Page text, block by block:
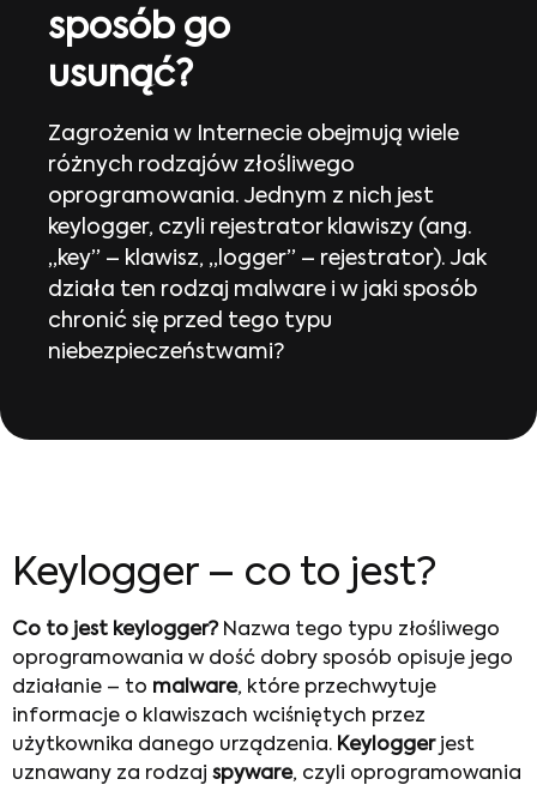
sposób go
usunąć?
Zagrożenia w Internecie obejmują wiele
różnych rodzajów złośliwego
oprogramowania. Jednym z nich jest
keylogger, czyli rejestrator klawiszy (ang.
„key” – klawisz, „logger” – rejestrator). Jak
działa ten rodzaj malware i w jaki sposób
chronić się przed tego typu
niebezpieczeństwami?
Keylogger – co to jest?
Co to jest keylogger?Nazwa tego typu złośliwego
oprogramowania w dość dobry sposób opisuje jego
działanie – to malware, które przechwytuje
informacje o klawiszach wciśniętych przez
użytkownika danego urządzenia. Keyloggerjest
uznawany za rodzaj spyware, czyli oprogramowania